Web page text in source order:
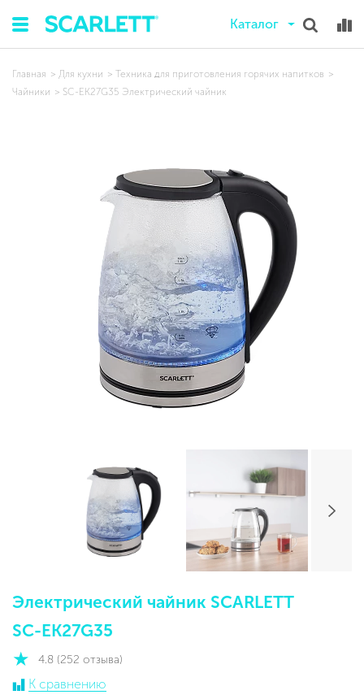
Каталог
Главная Для кухни
Техника для приготовления горячих напитков
Чайники
SC-EK27G35 Электрический чайник
Электрический чайник SCARLETT
SC-EK27G35
4.8 (252 отзыва)
К сравнению